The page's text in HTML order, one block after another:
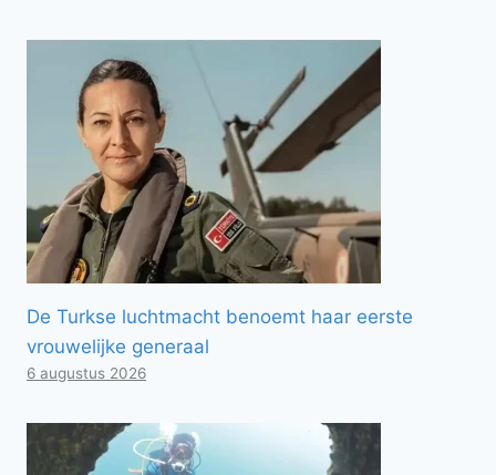
De Turkse luchtmacht benoemt haar eerste
vrouwelijke generaal
6 augustus 2026